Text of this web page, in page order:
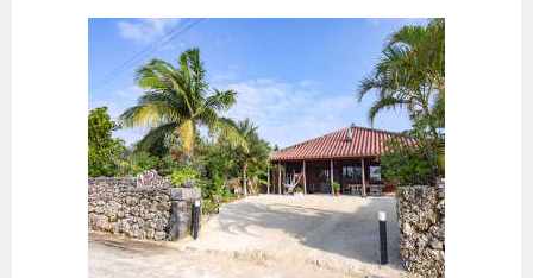
じゃらんで確認する
添い寝のお子様無料♪夜はホテルでゆっくり【朝夕食
ツイン 🍴朝食・夕食 IN15:00- OUT-11:00
禁煙ルーム